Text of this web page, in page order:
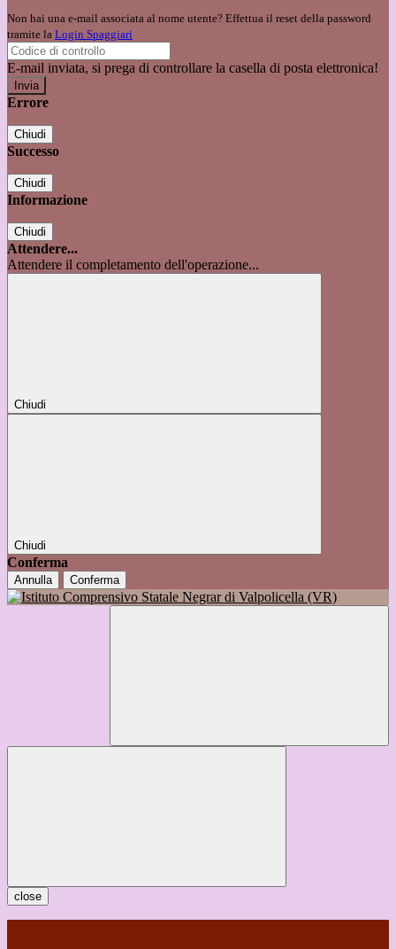
Non hai una e-mail associata al nome utente? Effettua il reset della password
tramite la Login Spaggiari
E-mail inviata, si prega di controllare la casella di posta elettronica!
Errore
Chiudi
Successo
Chiudi
Informazione
Chiudi
Attendere...
Attendere il completamento dell'operazione...
Chiudi
Chiudi
Conferma
Annulla Conferma
close